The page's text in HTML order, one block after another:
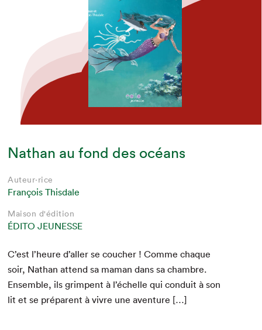
Nathan au fond des océans
Auteur·rice
François Thisdale
Maison d'édition
ÉDITO JEUNESSE
C’est l’heure d’aller se couch­er ! Comme chaque
soir, Nathan attend sa maman dans sa cham­bre.
Ensem­ble, ils grimpent à l’échelle qui con­duit à son
lit et se pré­par­ent à vivre une aventure […]